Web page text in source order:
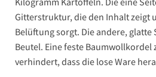
Gitterstruktur, die den Inhalt zeigt
Belüftung sorgt. Die andere,
Beutel. Eine feste Baumwollkordel
verhindert, dass die lose Ware